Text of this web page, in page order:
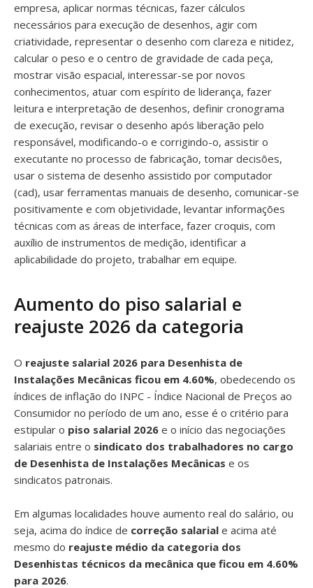
empresa, aplicar normas técnicas, fazer cálculos
necessários para execução de desenhos, agir com
criatividade, representar o desenho com clareza e nitidez,
calcular o peso e o centro de gravidade de cada peça,
mostrar visão espacial, interessar-se por novos
conhecimentos, atuar com espírito de liderança, fazer
leitura e interpretação de desenhos, definir cronograma
de execução, revisar o desenho após liberação pelo
responsável, modificando-o e corrigindo-o, assistir o
executante no processo de fabricação, tomar decisões,
usar o sistema de desenho assistido por computador
(cad), usar ferramentas manuais de desenho, comunicar-se
positivamente e com objetividade, levantar informações
técnicas com as áreas de interface, fazer croquis, com
auxílio de instrumentos de medição, identificar a
aplicabilidade do projeto, trabalhar em equipe.
Aumento do piso salarial e
reajuste 2026 da categoria
O reajuste salarial 2026 para Desenhista de
Instalações Mecânicas ficou em 4.60%, obedecendo os
índices de inflação do INPC - Índice Nacional de Preços ao
Consumidor no período de um ano, esse é o critério para
estipular o piso salarial 2026 e o início das negociações
salariais entre o sindicato dos trabalhadores no cargo
de Desenhista de Instalações Mecânicas e os
sindicatos patronais.
Em algumas localidades houve aumento real do salário, ou
seja, acima do índice de correção salarial e acima até
mesmo do reajuste médio da categoria dos
Desenhistas técnicos da mecânica que ficou em 4.60%
para 2026.